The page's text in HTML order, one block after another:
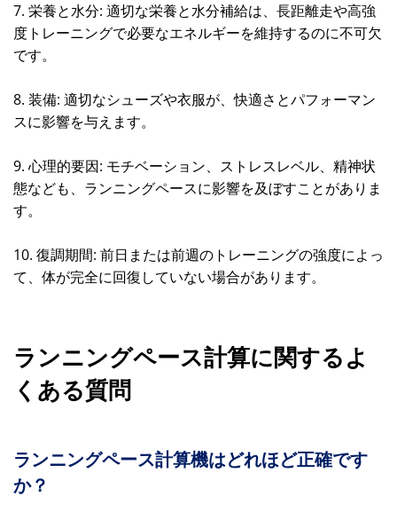
7. 栄養と水分: 適切な栄養と水分補給は、長距離走や高強
度トレーニングで必要なエネルギーを維持するのに不可欠
です。
8. 装備: 適切なシューズや衣服が、快適さとパフォーマン
スに影響を与えます。
9. 心理的要因: モチベーション、ストレスレベル、精神状
態なども、ランニングペースに影響を及ぼすことがありま
す。
10. 復調期間: 前日または前週のトレーニングの強度によっ
て、体が完全に回復していない場合があります。
ランニングペース計算に関するよ
くある質問
ランニングペース計算機はどれほど正確です
か？